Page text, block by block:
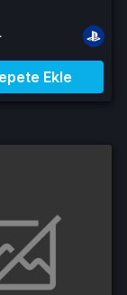
Ekle